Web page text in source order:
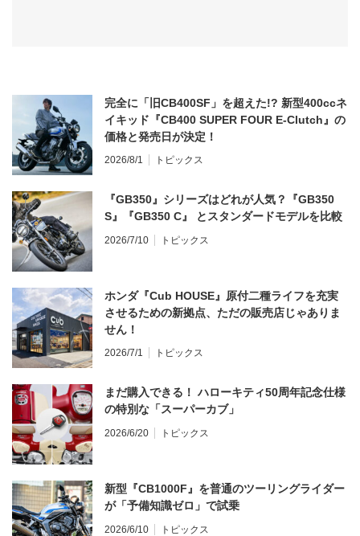
完全に「旧CB400SF」を超えた!? 新型400ccネ
イキッド『CB400 SUPER FOUR E-Clutch』の
価格と発売日が決定！
2026/8/1 トピックス
『GB350』シリーズはどれが人気？『GB350
S』『GB350 C』 とスタンダードモデルを比較
2026/7/10 トピックス
ホンダ『Cub HOUSE』原付二種ライフを充実
させるための新拠点、ただの販売店じゃありま
せん！
2026/7/1 トピックス
まだ購入できる！ ハローキティ50周年記念仕様
の特別な「スーパーカブ」
2026/6/20 トピックス
新型『CB1000F』を普通のツーリングライダー
が「予備知識ゼロ」で試乗
2026/6/10 トピックス